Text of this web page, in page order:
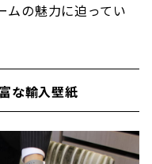
ムの魅力に迫ってい
な輸入壁紙